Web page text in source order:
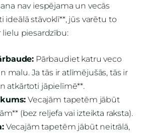
nav iespējama un vecās
ideālā stāvoklī**, jūs varētu to
lielu piesardzību:
Pārbaudiet katru veco
malu. Ja tās ir atlīmējušās, tās ir
atkārtoti jāpielīmē**.
Vecajām tapetēm jābūt
(bez reljefa vai izteikta raksta).
Vecajām tapetēm jābūt neitrālā,